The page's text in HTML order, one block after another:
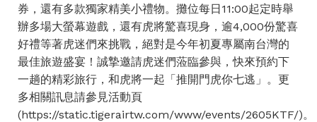
券，還有多款獨家精美小禮物。攤位每日11:00起定時舉
辦多場大螢幕遊戲，還有虎將驚喜現身，逾4,000份驚喜
好禮等著虎迷們來挑戰，絕對是今年初夏專屬南台灣的
最佳旅遊盛宴！誠摯邀請虎迷們蒞臨參與，快來預約下
一趟的精彩旅行，和虎將一起「推開門虎你七逃」。更
多相關訊息請參見活動頁
(https://static.tigerairtw.com/www/events/2605KTF/)。